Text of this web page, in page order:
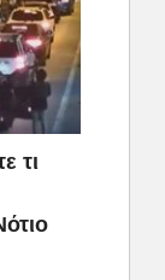
τι